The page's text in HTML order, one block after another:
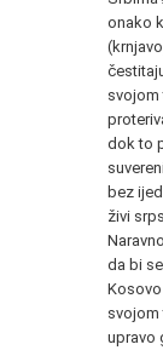
onako
svojom
dok to
bez
živi
da bi
Kosovo
svojom
upravo